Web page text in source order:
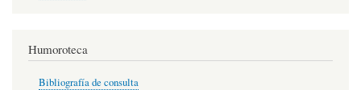
Humoroteca
Bibliografía de consulta